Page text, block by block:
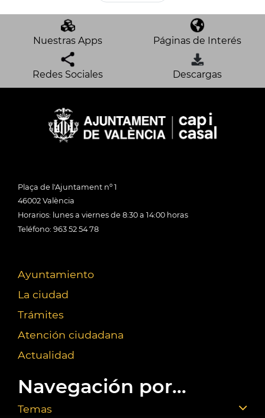
Nuestras Apps Páginas de Interés
Redes Sociales Descargas
Plaça de l'Ajuntament nº 1
46002 València
Horarios: lunes a viernes de 8:30 a 14:00 horas
Teléfono: 963 52 54 78
Ayuntamiento
La ciudad
Trámites
Atención ciudadana
Actualidad
Navegación por...
Temas